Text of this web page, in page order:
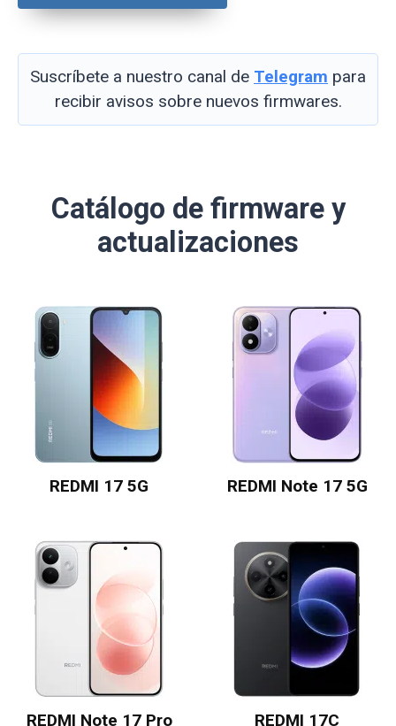
Suscríbete a nuestro canal de Telegram para
recibir avisos sobre nuevos firmwares.
Catálogo de firmware y
actualizaciones
REDMI 17 5G REDMI Note 17 5G
REDMI Note 17 Pro
REDMI 17C